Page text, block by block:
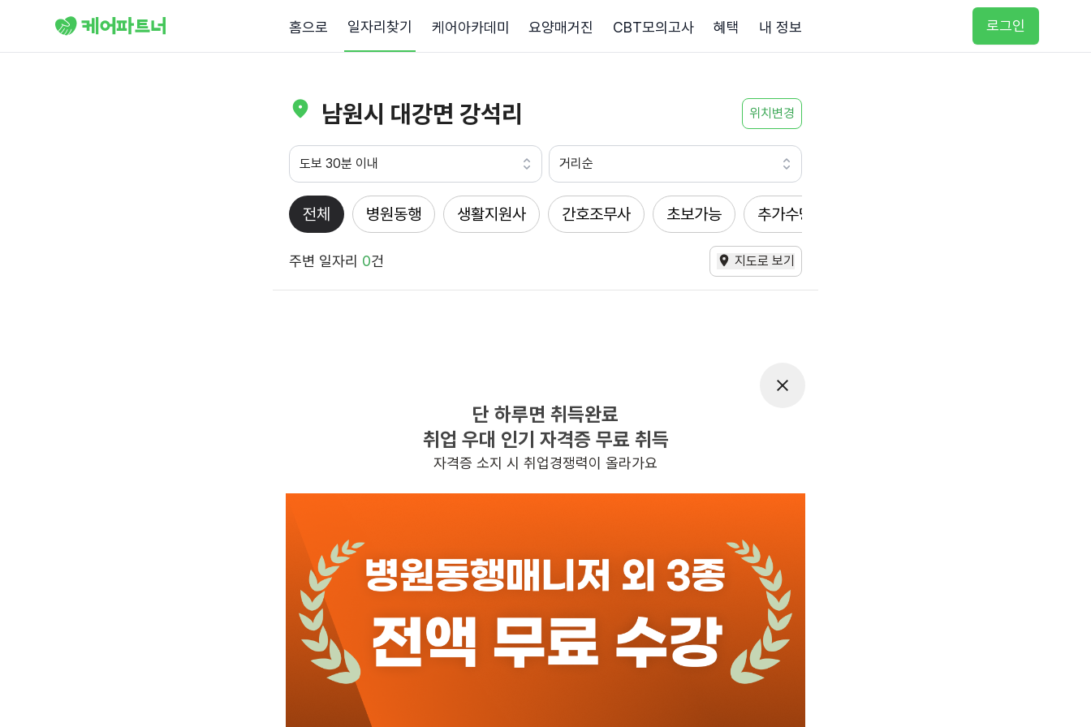
홈으로 일자리찾기 케어아카데미 요양매거진 CBT모의고사 혜택 내 정보 로그인
남원시 대강면 강석리 위치변경
도보 30분 이내 거리순
전체 병원동행 생활지원사 간호조무사 초보가능 추가수당
주변 일자리 0건 지도로 보기
찾으시는 조건의 일자리가 없습니다
더욱더 노력하는 케어파트너가 되겠습니다.
단 하루면 취득완료
취업 우대 인기 자격증 무료 취득
자격증 소지 시 취업경쟁력이 올라가요